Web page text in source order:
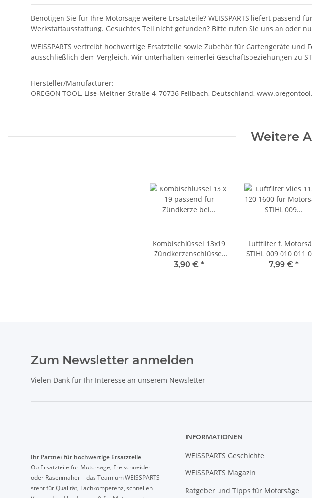
Benötigen Sie für Ihre Motorsäge weitere Ersatzteile? WEISSPARTS liefert
Werkstattausstattung. Gesuchtes Teil nicht gefunden? Bitte rufen Sie uns an oder
WEISSPARTS vertreibt hochwertige Ersatzteile sowie Zubehör für Gartengeräte
ausschließlich dem Vergleich. Wir unterhalten keinerlei Geschäftsbeziehungen zu
Hersteller/Manufacturer:
OREGON TOOL, Lise-Meitner-Straße 4, 70736 Fellbach, Deutschland,
Weitere
Kombischlüssel 13x19
Zündkerzenschlüssel
für Motorsäge
3,90 € *
Luftfilter f.
STIHL 009 010 011
1120 120 1600 /
7,99 € *
Zum Newsletter anmelden
Vielen Dank für Ihr Interesse an unserem Newsletter
Ihr Partner für hochwertige Ersatzteile
Ob Ersatzteile für Motorsäge, Freischneider
oder Rasenmäher – das Team um WEISSPARTS
steht für Qualität, Fachkompetenz, schnellen
INFORMATIONEN
WEISSPARTS Geschichte
WEISSPARTS Magazin
Ratgeber und Tipps für Motorsäge